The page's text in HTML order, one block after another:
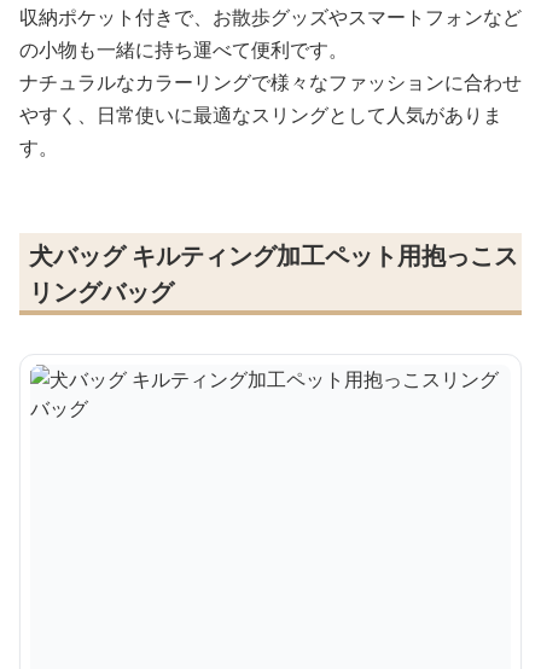
収納ポケット付きで、お散歩グッズやスマートフォンなど
の小物も一緒に持ち運べて便利です。
ナチュラルなカラーリングで様々なファッションに合わせ
やすく、日常使いに最適なスリングとして人気がありま
す。
犬バッグ キルティング加工ペット用抱っこス
リングバッグ